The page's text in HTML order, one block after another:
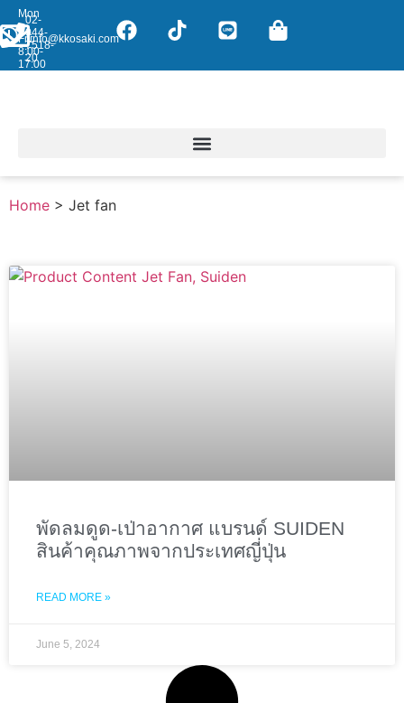
02-
044-
7518-
20
info@kkosaki.com
Mon
-
Fri:
8:00-
17:00
Home > Jet fan
พัดลมดูด-เป่าอากาศ แบรนด์ SUIDEN
สินค้าคุณภาพจากประเทศญี่ปุ่น
READ MORE »
June 5, 2024